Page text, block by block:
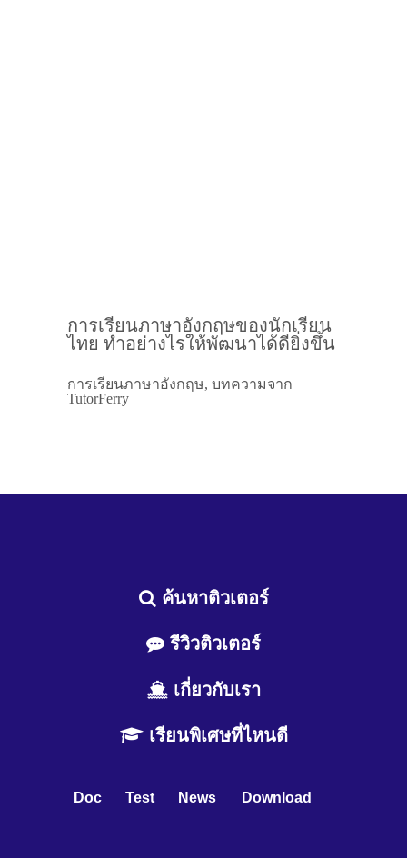
การเรียนภาษาอังกฤษของนักเรียน
ไทย ทำอย่างไรให้พัฒนาได้ดียิ่งขึ้น
การเรียนภาษาอังกฤษ, บทความจาก
TutorFerry
ค้นหาติวเตอร์
รีวิวติวเตอร์
เกี่ยวกับเรา
เรียนพิเศษที่ไหนดี
Doc Test News Download